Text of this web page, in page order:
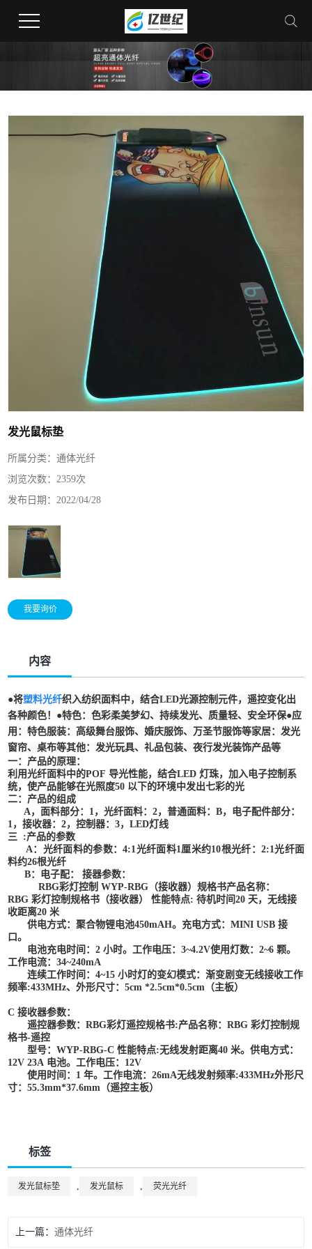
发光鼠标垫
所属分类：通体光纤
浏览次数： 2359次
发布日期： 2022/04/28
我要询价
内容
●将塑料光纤织入纺织面料中，结合LED光源控制元件，遥控变化出
各种颜色！●特色：色彩柔美梦幻、持续发光、质量轻、安全环保●应
用：特色服装：高级舞台服饰、婚庆服饰、万圣节服饰等家居：发光
窗帘、桌布等其他：发光玩具、礼品包装、夜行发光装饰产品等
一：产品的原理：
利用光纤面料中的POF导光性能，结合LED灯珠，加入电子控制系
统，使产品能够在光照度50 以下的环境中发出七彩的光
二：产品的组成
A ，面料部分： 1 ，光纤面料：2，普通面料：B，电子配件部分：
1 ，接收器：2，控制器：3，LED灯线
三
:产品的参数
A ：光纤面料的参数：4:1 光纤面料1 厘米约10根光纤： 2:1 光纤面
料约26根光纤
B：电子配：
接器参数：
RBG彩灯控制 WYP-RBG （接收器）规格书产品名称：
RBG彩灯控制规格书（接收器） 性能特点:待机时间20 天，无线接
收距离20米
供电方式：聚合物锂电池450mAH。充电方式：MINI USB接
口。
电池充电时间：2小时。工作电压：3~4.2V使用灯数：2~6颗。
工作电流：34~240mA
连续工作时间：4~15小时灯的变幻模式：渐变剧变无线接收工作
频率:433MHz、外形尺寸：5cm *2.5cm*0.5cm （主板）
C接收器参数：
遥控器参数：RBG彩灯遥控规格书:产品名称：RBG彩灯控制规
格书-遥控
型号：WYP-RBG-C性能特点:无线发射距离40米。供电方式：
12V 23A 电池。工作电压： 12V
使用时间： 1年。工作电流：26mA无线发射频率:433MHz外形尺
寸：55.3mm*37.6mm （遥控主板）
标签
发光鼠标垫 发光鼠标 荧光光纤
上一篇 通体光纤